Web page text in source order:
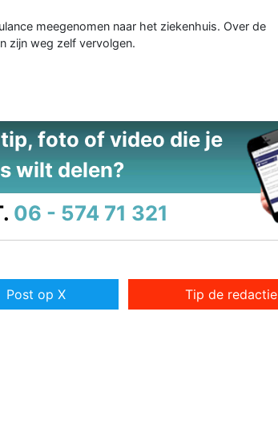
meegenomen naar het ziekenhuis. Over de
zijn weg zelf vervolgen.
foto of video die je
wilt delen?
06 - 574 71 321
Post op X Tip de redactie